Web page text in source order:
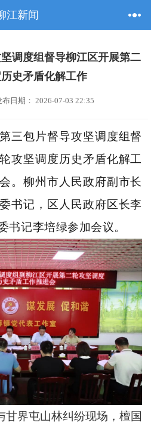
江新闻
调度组督导柳江区开展第二
史矛盾化解工作
日期： 2026-07-03 22:35
三包片督导攻坚调度组督
攻坚调度历史矛盾化解工
。柳州市人民政府副市长
书记，区人民政府区长李
书记李培绿参加会议。
甘界屯山林纠纷现场，檀国